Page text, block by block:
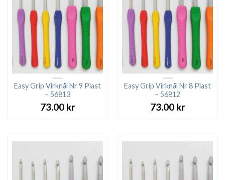
Easy Grip Virknål Nr 9 Plast
– 56813
73.00 kr
Easy Grip Virknål Nr 8 Plast
– 56812
73.00 kr